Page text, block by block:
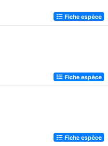
Fiche espèce
Fiche espèce
Fiche espèce